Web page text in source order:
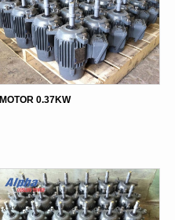
MOTOR 0.37KW